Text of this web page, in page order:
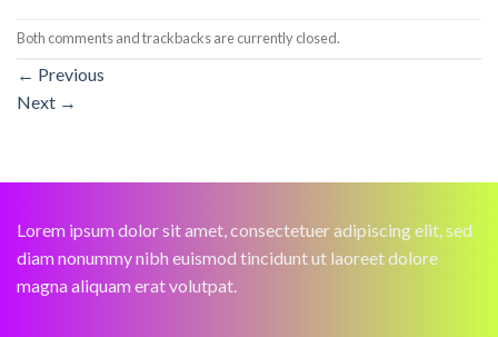
Both comments and trackbacks are currently closed.
← Previous
Next →
Lorem ipsum dolor sit amet, consectetuer adipiscing elit, sed
diam nonummy nibh euismod tincidunt ut laoreet dolore
magna aliquam erat volutpat.